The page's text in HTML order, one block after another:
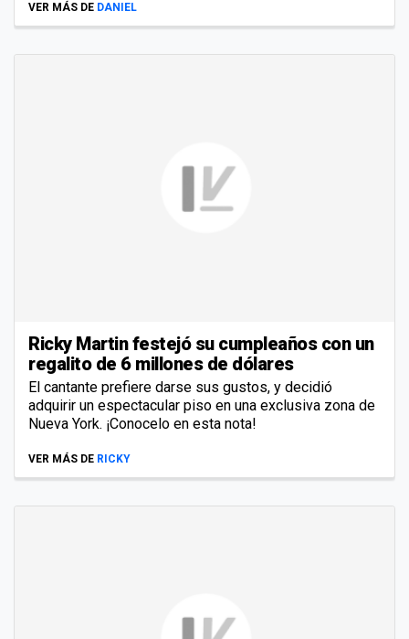
VER MÁS DE DANIEL
Ricky Martin festejó su cumpleaños con un
regalito de 6 millones de dólares
El cantante prefiere darse sus gustos, y decidió
adquirir un espectacular piso en una exclusiva zona de
Nueva York. ¡Conocelo en esta nota!
VER MÁS DE RICKY